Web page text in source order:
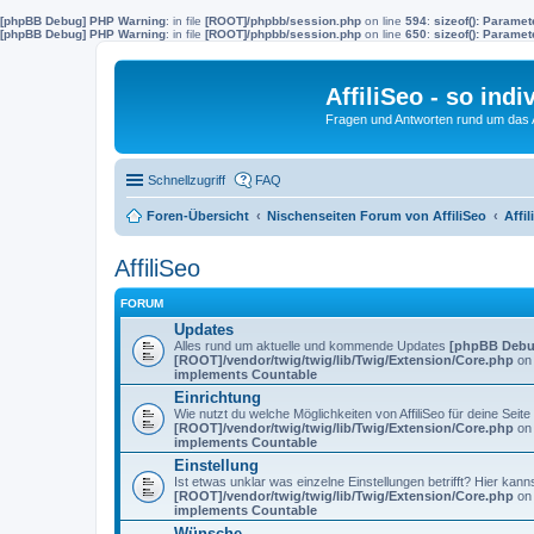
[phpBB Debug] PHP Warning: in file [ROOT]/phpbb/session.php on line 594: sizeof():
[phpBB Debug] PHP Warning: in file [ROOT]/phpbb/session.php on line 650: sizeof():
AffiliSeo - so
Fragen und Antworten rund um das
Schnellzugriff FAQ
Foren-Übersicht Nischenseiten Forum von AffiliSeo
AffiliSeo
FORUM
Updates
Alles rund um aktuelle und kommende Updates [phpBB
[ROOT]/vendor/twig/twig/lib/Twig/Extension/Core.php
implements Countable
Einrichtung
Wie nutzt du welche Möglichkeiten von AffiliSeo für deine Seite
[ROOT]/vendor/twig/twig/lib/Twig/Extension/Core.php
implements Countable
Einstellung
Ist etwas unklar was einzelne Einstellungen betrifft? Hier
[ROOT]/vendor/twig/twig/lib/Twig/Extension/Core.php
implements Countable